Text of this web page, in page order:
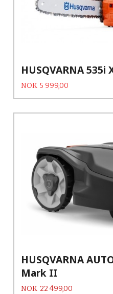
HUSQVARNA 535i
Tilbud
NOK 5 999,00Rabatt
HUSQVARNA
Mark II
Pris
NOK 22 499,00